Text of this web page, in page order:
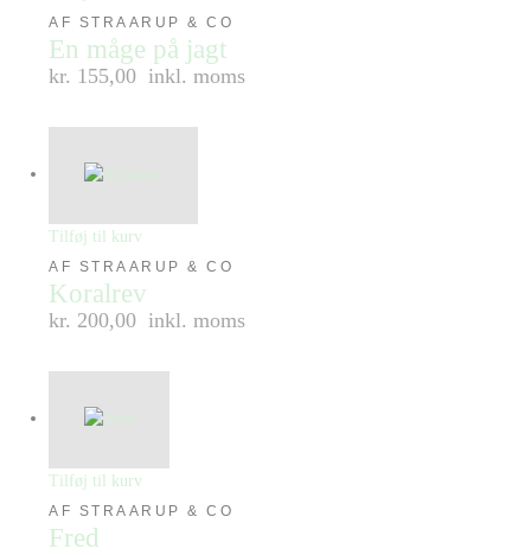
AF STRAARUP & CO
En måge på jagt
kr. 155,00 inkl. moms
Tilføj til kurv
AF STRAARUP & CO
Koralrev
kr. 200,00 inkl. moms
Tilføj til kurv
AF STRAARUP & CO
Fred